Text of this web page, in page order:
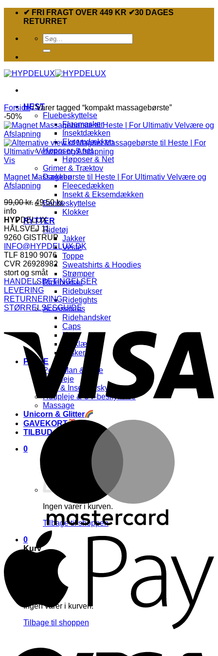
Fortsæt✔ FRI FRAGT OVER 449 KR ✔30 DAGES
RETURRET
Søg
efter:
HEST
Fluebeskyttelse
Fluemasker
Insektdækken
Eksemdækken
Høposer & net
Høposer & Net
Grimer & Træktov
Dækken
Fleecedækken
Insekt & Eksemdækken
Benbeskyttelse
Klokker
RYTTER
Ridetøj
Jakker
Veste
Toppe
Sweatshirts & Hoodies
Strømper
Ridebukser
Ridebukser
Ridetights
Accessories
Ridehandsker
Caps
Huer
Tørklæder
Tasker
PLEJE
Pels, Man & Hale
Hovpleje
Flue & Insektbeskyttelse
Hudpleje & UV-beskyttelse
Massage
Unicorn & Glitter
GAVEKORT
TILBUD
0
Ingen varer i kurven.
Tilbage til shoppen
0
Kurv
Ingen varer i kurven.
Tilbage til shoppen
Forside /Varer tagged “kompakt massagebørste”
-50%
Vis
Magnet Massagebørste til Heste | For Ultimativ Velvære og
Afslapning
99,00kr.Den
oprindelige
pris
var:
99,00 kr..
49,50kr.Den
aktuelle
er:
49,50 kr..
info
HYPDELUX
HÅLSVEJ 11
9260 GISTRUP
INFO@HYPDELUX.DK
TLF 8190 9076
CVR 26928982
stort og småt
HANDELSBETINGELSER
LEVERING
RETURNERING
STØRRELSESGUIDE